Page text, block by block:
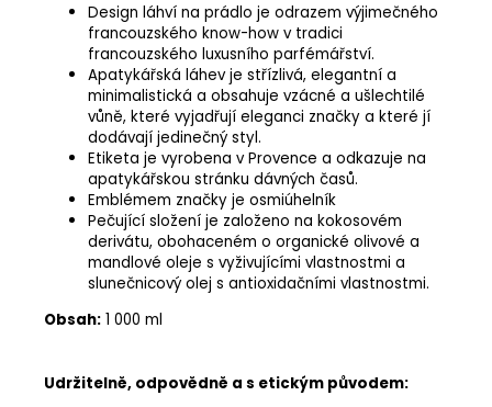
Design láhví na prádlo je odrazem výjimečného
francouzského know-how v tradici
francouzského luxusního parfémářství.
Apatykářská láhev je střízlivá, elegantní a
minimalistická a obsahuje vzácné a ušlechtilé
vůně, které vyjadřují eleganci značky a které jí
dodávají jedinečný styl.
Etiketa je vyrobena v Provence a odkazuje na
apatykářskou stránku dávných časů.
Emblémem značky je osmiúhelník
Pečující složení je založeno na kokosovém
derivátu, obohaceném o organické olivové a
mandlové oleje s vyživujícími vlastnostmi a
slunečnicový olej s antioxidačními vlastnostmi.
Obsah: 1 000 ml
Udržitelně, odpovědně a s etickým původem: